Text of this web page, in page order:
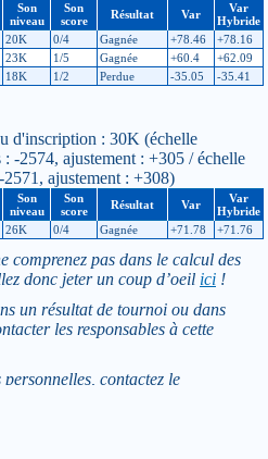
Son
niveau
Son
score
Résultat Var
Var
Hybride
20K 0/4 Gagnée +78.46
+78.16
23K 1/5 Gagnée +60.4
+62.09
18K 1/2 Perdue -35.05 -35.41
d'inscription : 30K (échelle
-2574, ajustement : +305 / échelle
ajustement : +308)
Son
niveau
Son
score
Résultat Var
Var
Hybride
26K 0/4 Gagnée +71.78 +71.76
comprenez pas dans le calcul des
donc jeter un coup d’oeil ici !
un résultat de tournoi ou dans
les responsables à cette
contactez le